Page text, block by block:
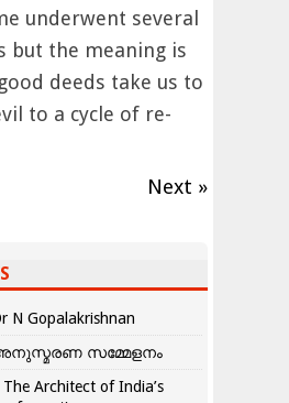
underwent several
but the meaning is
deeds take us to
to a cycle of re-
Next »
N Gopalakrishnan
സമ്മേളനം
Architect of India’s